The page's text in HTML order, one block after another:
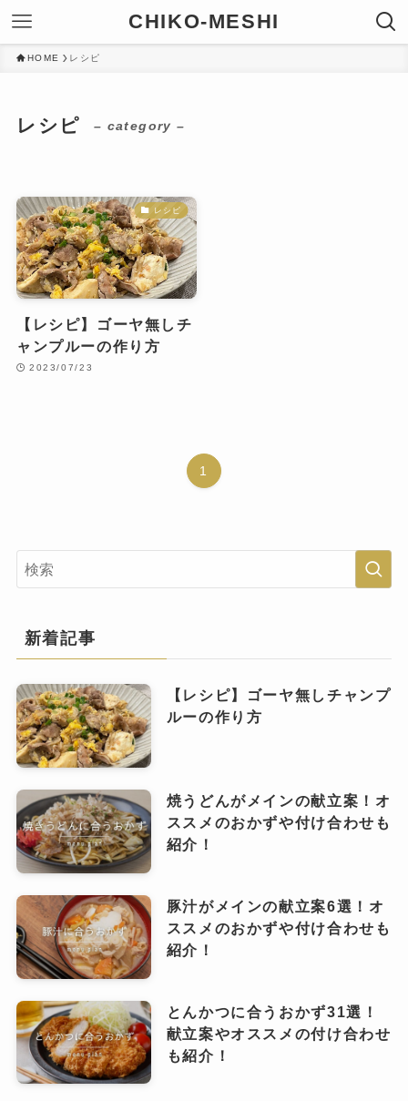
CHIKO-MESHI
HOME レシピ
レシピ – category –
レシピ
【レシピ】ゴーヤ無しチ
ャンプルーの作り方
2023/07/23
1
新着記事
【レシピ】ゴーヤ無しチャンプ
ルーの作り方
焼うどんがメインの献立案！オ
ススメのおかずや付け合わせも
紹介！
豚汁がメインの献立案6選！オ
ススメのおかずや付け合わせも
紹介！
とんかつに合うおかず31選！
献立案やオススメの付け合わせ
も紹介！